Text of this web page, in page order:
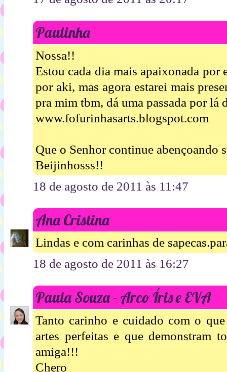
Paulinha
Nossa!!
Estou cada dia mais apaixonada por
por aki, mas agora estarei mais
pra mim tbm, dá uma passada por lá
www.fofurinhasarts.blogspot.com
Que o Senhor continue abençoando
Beijinhosss!!
18 de agosto de 2011 às 11:47
Ana Cristina
Lindas e com carinhas de
18 de agosto de 2011 às 16:27
Paula Souza - Arco Íris e EVA
Tanto carinho e cuidado com o
artes perfeitas e que demonstram
amiga!!!
Chero